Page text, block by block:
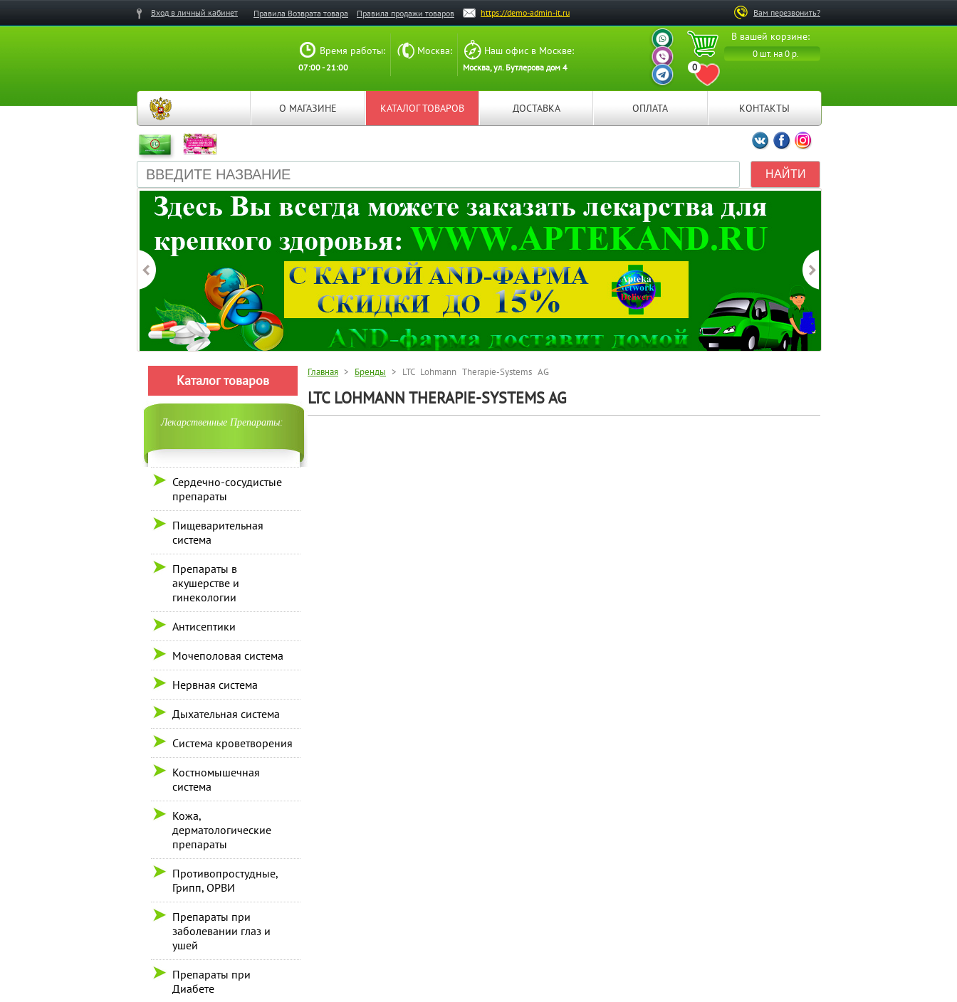
Вам перезвонить?
Вход в личный кабинет Правила Возврата товара Правила продажи товаров https://demo-admin-it.ru
В вашей корзине:
0 шт. на 0 р.
0
ПЕРЕЙТИ В ИЗБРАННОЕ
ВАШ ПЕРСОНАЛЬНЫЙ
МЕНЕДЖЕР
ВАШ ПЕРСОНАЛЬНЫЙ
МЕНЕДЖЕР
ВАШ ПЕРСОНАЛЬНЫЙ
МЕНЕДЖЕР
Время работы:
07:00 - 21:00
Москва: Наш офис в Москве:
Москва, ул. Бутлерова дом 4
О МАГАЗИНЕ КАТАЛОГ ТОВАРОВ ДОСТАВКА ОПЛАТА КОНТАКТЫ
Мы ВКонтакте
Мы на Facebook
Мы в Instagramm
Каталог товаров
Лекарственные Препараты:
Сердечно-сосудистые
препараты
Пищеварительная
система
Препараты в
акушерстве и
гинекологии
Антисептики
Мочеполовая система
Нервная система
Дыхательная система
Система кроветворения
Костномышечная
система
Кожа,
дерматологические
препараты
Противопростудные,
Грипп, ОРВИ
Препараты при
заболевании глаз и
ушей
Препараты при
Диабете
Главная > Бренды > LTC Lohmann Therapie-Systems AG
LTC LOHMANN THERAPIE-SYSTEMS AG